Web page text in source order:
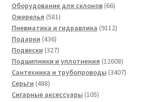
товара
Оборудование для склонов 6666
Ожерелья 581581
товар
Пневматика и гидравлика 91129112
Подарки 436436
товаров
Подвески 327327
товаров
Подшипники и уплотнения 1260812608
товаров
Сантехника и трубопроводы 34073407
Серьги 488488
товаров
Сигарные аксессуары 105105